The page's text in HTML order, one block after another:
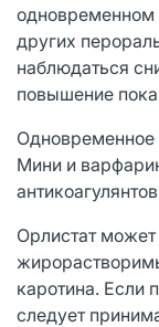
одновременном
других
наблюдаться
повышение
Одновременное
Мини и
Орлистат
каротина. Если
следует